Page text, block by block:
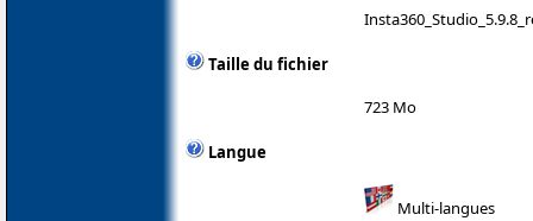
Taille du fichier
723 Mo
Langue
Multi-langues